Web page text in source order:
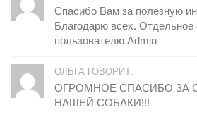
Спасибо Вам за полезную
Благодарю всех. Отдельное
пользователю Admin
ОЛЬГА ГОВОРИТ:
ОГРОМНОЕ СПАСИБО ЗА
НАШЕЙ СОБАКИ!!!